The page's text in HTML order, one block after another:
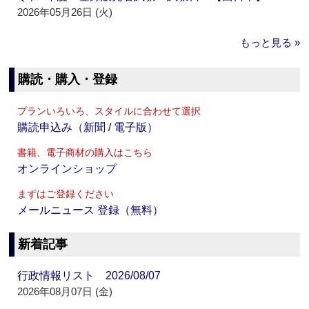
2026年05月26日 (火)
もっと見る »
購読・購入・登録
プランいろいろ、スタイルに合わせて選択
購読申込み（新聞 / 電子版）
書籍、電子商材の購入はこちら
オンラインショップ
まずはご登録ください
メールニュース 登録（無料）
新着記事
行政情報リスト 2026/08/07
2026年08月07日 (金)